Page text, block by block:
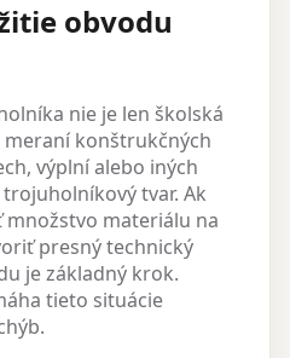
obvodu
nie je len školská
meraní konštrukčných
výplní alebo iných
tvar. Ak
materiálu na
presný technický
je základný krok.
tieto situácie